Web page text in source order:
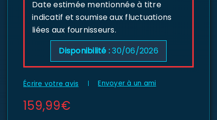
Date estimée mentionnée à titre
indicatif et soumise aux fluctuations
liées aux fournisseurs.
Disponibilité :30/06/2026
Écrire votre avis Envoyer à un ami
159,99€